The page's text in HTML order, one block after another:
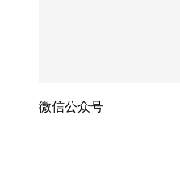
微信公众号